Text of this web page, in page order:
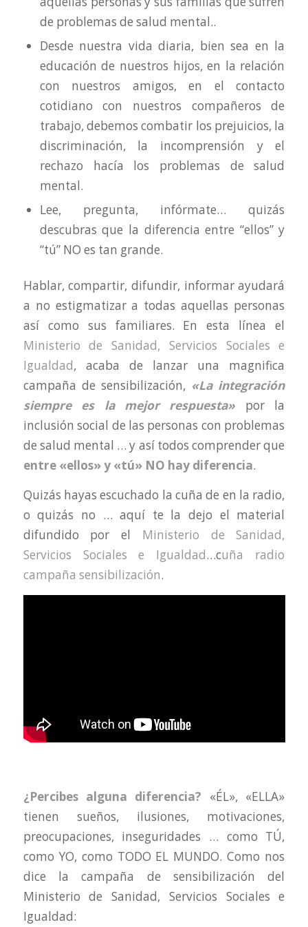
de problemas de salud mental..
Desde nuestra vida diaria, bien sea en la
educación de nuestros hijos, en la relación
con nuestros amigos, en el contacto
cotidiano con nuestros compañeros de
trabajo, debemos combatir los prejuicios, la
discriminación, la incomprensión y el
rechazo hacía los problemas de salud
mental.
Lee, pregunta, infórmate… quizás
descubras que la diferencia entre “ellos” y
“tú” NO es tan grande.
Hablar, compartir, difundir, informar ayudará
a no estigmatizar a todas aquellas personas
así como sus familiares. En esta línea el
Ministerio de Sanidad, Servicios Sociales e
Igualdad, acaba de lanzar una magnifica
campaña de sensibilización, «La integración
siempre es la mejor respuesta» por la
inclusión social de las personas con problemas
de salud mental … y así todos comprender que
entre «ellos» y «tú» NO hay diferencia.
Quizás hayas escuchado la cuña de en la radio,
o quizás no … aquí te la dejo el material
difundido por el Ministerio de Sanidad,
Servicios Sociales e Igualdad…cuña radio
campaña sensibilización.
¿Percibes alguna diferencia? «ÉL», «ELLA»
tienen sueños, ilusiones, motivaciones,
preocupaciones, inseguridades … como TÚ,
como YO, como TODO EL MUNDO. Como nos
dice la campaña de sensibilización del
Ministerio de Sanidad, Servicios Sociales e
Igualdad: